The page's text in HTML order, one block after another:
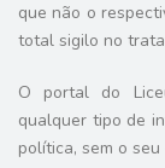
que não o
total sigilo no
O portal do
qualquer tipo de
política, sem o